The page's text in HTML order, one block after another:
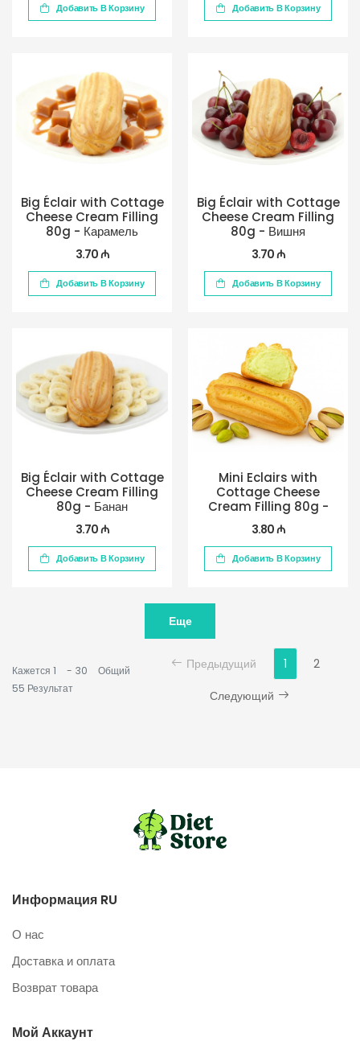
Добавить В Корзину Добавить В Корзину
Big Éclair with Cottage
Cheese Cream Filling
80g - Карамель
3.70 ₼
Добавить В Корзину
Big Éclair with Cottage
Cheese Cream Filling
80g - Вишня
3.70 ₼
Добавить В Корзину
Big Éclair with Cottage
Cheese Cream Filling
80g - Банан
3.70 ₼
Добавить В Корзину
Mini Eclairs with
Cottage Cheese
Cream Filling 80g -
Фисташка
3.80 ₼
Добавить В Корзину
Еще
Кажется 1 - 30
Общий
55 Результат
Предыдущий 1
2
Следующий
Информация RU
О нас
Доставка и оплата
Возврат товара
Мой Аккаунт